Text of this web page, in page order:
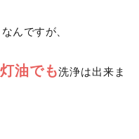
んですが、
油でも洗浄は出来ま